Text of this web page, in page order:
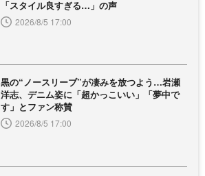
「スタイル良すぎる…」の声
2026/8/5 17:00
黒の“ノースリーブ”が凄みを放つよう…岩瀬
洋志、デニム姿に「超かっこいい」「夢中で
す」とファン称賛
2026/8/5 17:00